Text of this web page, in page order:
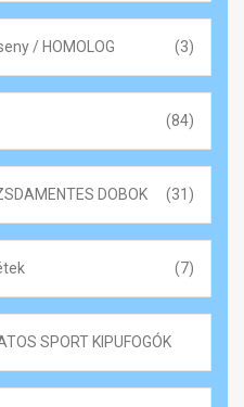
/ HOMOLOG (3)
(84)
DOBOK (31)
(7)
SPORT KIPUFOGÓK